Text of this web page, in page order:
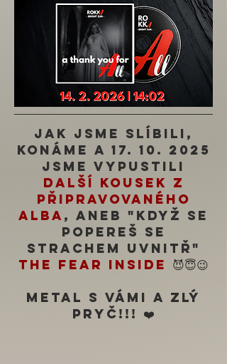
Jak jsme slíbili,
konáme a 17. 10. 2025
jsme vypustili
další kousek z
připravovaného
alba , aneb "když se
popereš se
strachem uvnitř"
THE FEAR INSIDE 😈😇😉
Metal s Vámi a zlý
pryč!!! ❤️